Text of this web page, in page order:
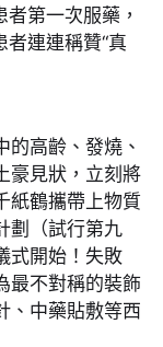
第一次服藥，
連連稱贊“真
高齡、發燒、
豪見狀，立刻將
紙鶴攜帶上物質
劃（試行第九
式開始！失敗
最不對稱的裝飾
、中藥貼敷等西